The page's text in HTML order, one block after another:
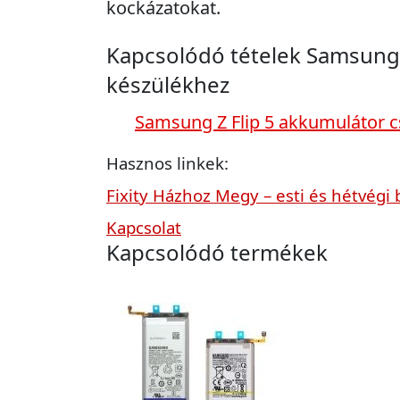
kockázatokat.
Kapcsolódó tételek
készülékhez
Samsung Z Flip 5 akkumulátor
Hasznos linkek:
Fixity Házhoz Megy – esti és hétvégi
Kapcsolat
Kapcsolódó termékek